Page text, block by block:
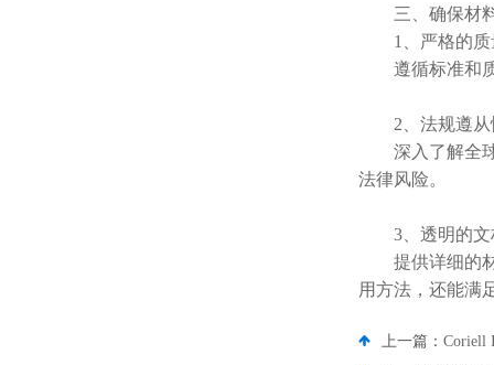
三、确保材料
1、严格的质
遵循标准和质
2、法规遵从
深入了解全球
法律风险。
3、透明的文
提供详细的材
用方法，还能满
上一篇： Coriell